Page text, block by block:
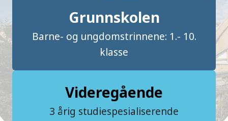
Grunnskolen
Barne- og ungdomstrinnene: 1.- 10.
klasse
Videregående
3 årig studiespesialiserende